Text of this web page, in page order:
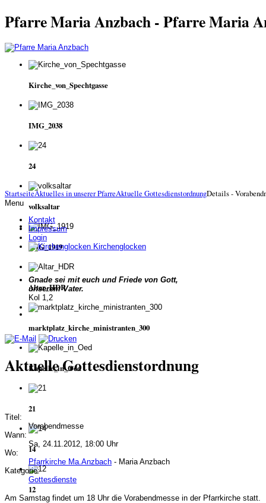
Pfarre Maria Anzbach - Pfarre Maria
Kirche_von_Spechtgasse
IMG_2038
24
volksaltar
IMG_1919
Altar_HDR
marktplatz_kirche_ministranten_300
Kapelle_in_Oed
21
14
12
StartseiteAktuelles in unserer PfarreAktuelle GottesdienstordnungDetails -
Menu
Kontakt
Impressum
Login
Kirchenglocken
Gnade sei mit euch und Friede von Gott,
unserem Vater.
Kol 1,2
Aktuelle Gottesdienstordnung
Titel:
Vorabendmesse
Wann:
Sa, 24.11.2012, 18:00 Uhr
Wo:
Pfarrkirche Ma.Anzbach - Maria Anzbach
Kategorie:
Gottesdienste
Am Samstag findet um 18 Uhr die Vorabendmesse in der Pfarrkirche statt.